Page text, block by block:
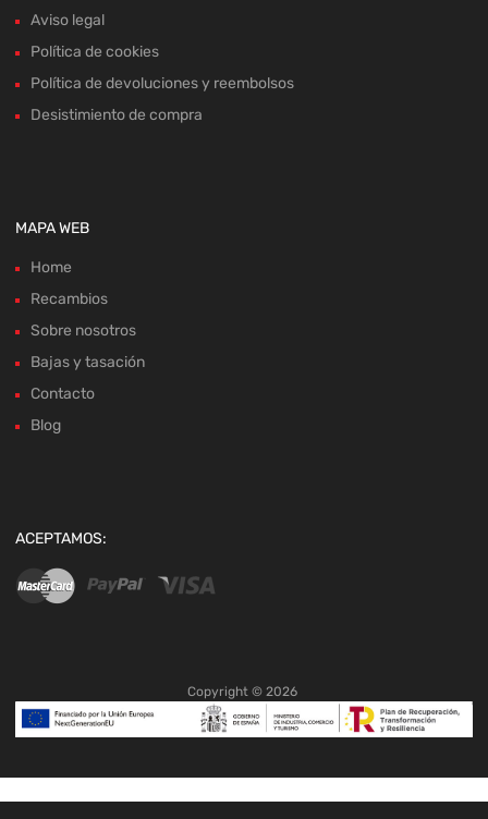
Aviso legal
Política de cookies
Política de devoluciones y reembolsos
Desistimiento de compra
MAPA WEB
Home
Recambios
Sobre nosotros
Bajas y tasación
Contacto
Blog
ACEPTAMOS:
Copyright © 2026